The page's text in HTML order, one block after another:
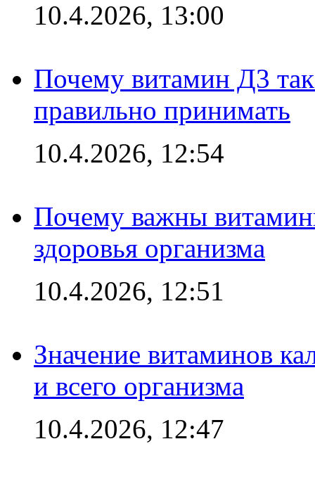
10.4.2026, 13:00
Почему витамин Д3 так
правильно принимать
10.4.2026, 12:54
Почему важны
здоровья организма
10.4.2026, 12:51
Значение витаминов
и всего организма
10.4.2026, 12:47